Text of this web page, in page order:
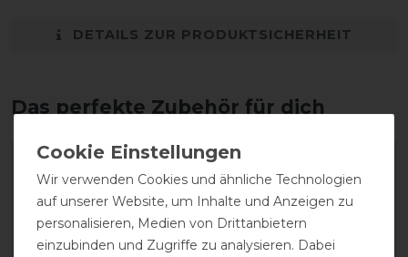
DETAILS ZUR PRODUKTSICHERHEIT
Das perfekte Zubehör für dich
Wir verwenden Cookies und ähnliche Technologien
auf unserer Website, um Inhalte und Anzeigen zu
personalisieren, Medien von Drittanbietern
einzubinden und Zugriffe zu analysieren. Dabei